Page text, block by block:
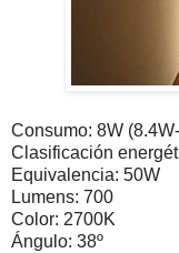
Consumo: 8W
Clasificación
Equivalencia: 50W
Lumens: 700
Color: 2700K
Ángulo: 38º